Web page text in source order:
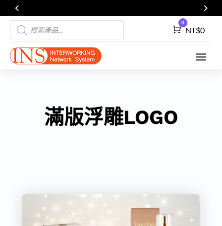
Products
search
Cart
0
NT$0
滿版浮雕LOGO